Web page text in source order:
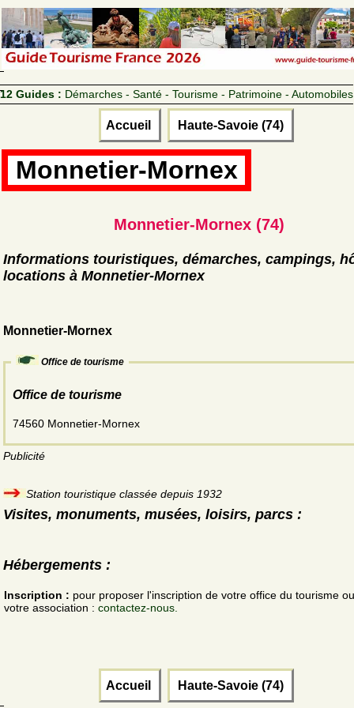
12 Guides : Démarches - Santé - Tourisme - Patrimoine - Automobiles
Accueil Haute-Savoie (74)
Monnetier-Mornex
Monnetier-Mornex (74)
Informations touristiques, démarches, campings,
locations à Monnetier-Mornex
Monnetier-Mornex
Office de tourisme
Office de tourisme
74560 Monnetier-Mornex
Publicité
Station touristique classée depuis 1932
Visites, monuments, musées, loisirs, parcs :
Hébergements :
Inscription : pour proposer l'inscription de votre office du tourisme
votre association : contactez-nous.
Accueil Haute-Savoie (74)